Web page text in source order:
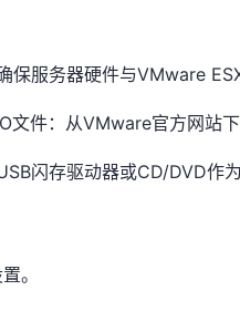
保服务器硬件与VMware
文件：从VMware官方网站下
闪存驱动器或CD/DVD作
。